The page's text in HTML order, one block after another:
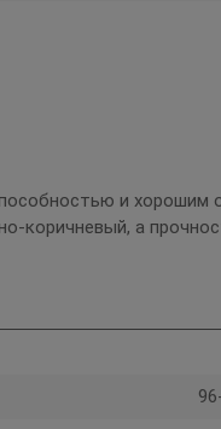
и хорошим
коричневый, а